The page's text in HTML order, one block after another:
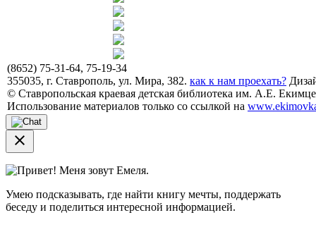
(8652) 75-31-64, 75-19-34
355035, г. Ставрополь, ул. Мира, 382. как к нам проехать?
© Ставропольская краевая детская библиотека им. А.Е.
Использование материалов только со ссылкой на
close
Привет! Меня зовут Емеля.
Умею подсказывать, где найти книгу мечты, поддержать
беседу и поделиться интересной информацией.